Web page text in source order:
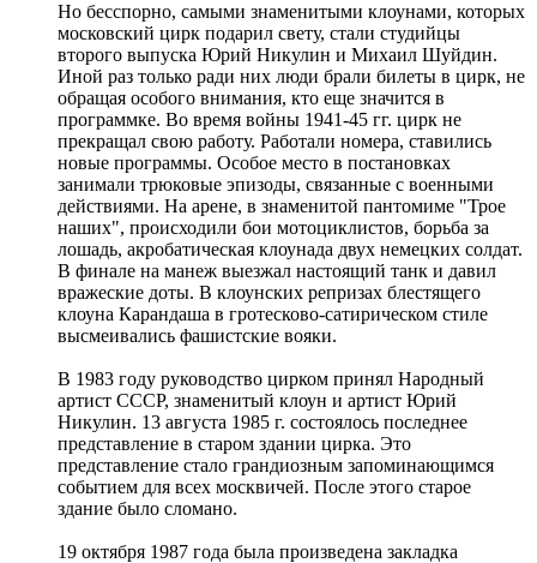
Но бесспорно, самыми знаменитыми клоунами, которых
московский цирк подарил свету, стали студийцы
второго выпуска Юрий Никулин и Михаил Шуйдин.
Иной раз только ради них люди брали билеты в цирк, не
обращая особого внимания, кто еще значится в
программке. Во время войны 1941-45 гг. цирк не
прекращал свою работу. Работали номера, ставились
новые программы. Особое место в постановках
занимали трюковые эпизоды, связанные с военными
действиями. На арене, в знаменитой пантомиме "Трое
наших", происходили бои мотоциклистов, борьба за
лошадь, акробатическая клоунада двух немецких солдат.
В финале на манеж выезжал настоящий танк и давил
вражеские доты. В клоунских репризах блестящего
клоуна Карандаша в гротесково-сатирическом стиле
высмеивались фашистские вояки.
В 1983 году руководство цирком принял Народный
артист СССР, знаменитый клоун и артист Юрий
Никулин. 13 августа 1985 г. состоялось последнее
представление в старом здании цирка. Это
представление стало грандиозным запоминающимся
событием для всех москвичей. После этого старое
здание было сломано.
19 октября 1987 года была произведена закладка